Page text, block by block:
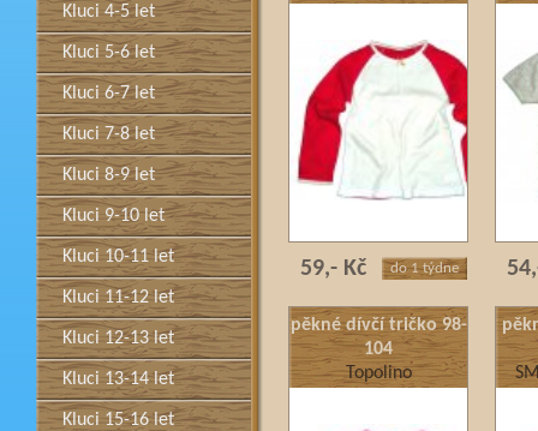
59,- Kč do 1 týdne
pěkné dívčí tričko 98-
104
Topolino
Kluci 4-5 let
Kluci 5-6 let
Kluci 6-7 let
Kluci 7-8 let
Kluci 8-9 let
Kluci 9-10 let
Kluci 10-11 let
Kluci 11-12 let
Kluci 12-13 let
Kluci 13-14 let
Kluci 15-16 let